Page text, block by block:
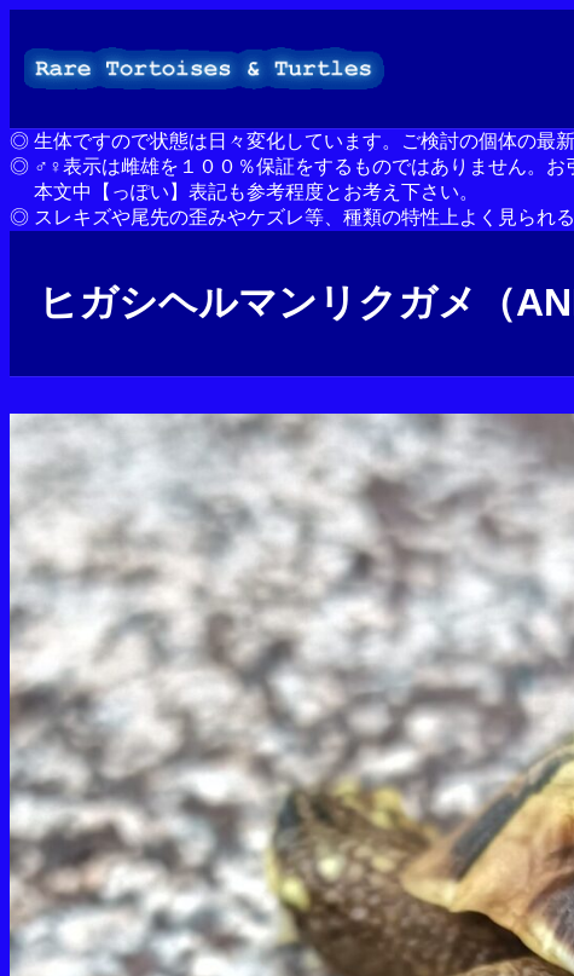
ッ
プ
◎ 生体ですので状態は日々変化しています。ご検討の個体の最
◎ ♂♀表示は雌雄を１００％保証をするものではありません。お
本文中【っぽい】表記も参考程度とお考え下さい。
◎ スレキズや尾先の歪みやケズレ等、種類の特性上よく見られ
ヒガシヘルマンリクガメ（